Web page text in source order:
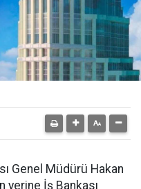
Genel Müdürü Hakan
yerine İş Bankası